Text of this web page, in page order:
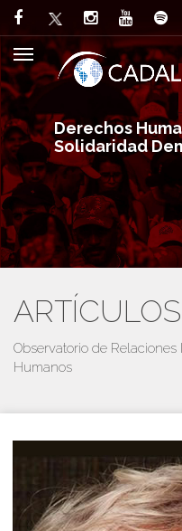
Derechos
Solidaridad
ARTÍCULOS
Observatorio de
Humanos